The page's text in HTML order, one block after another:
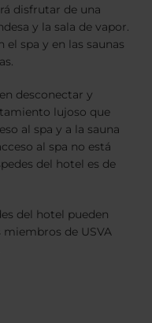
disfrutar de una
y la sala de vapor.
el spa y en las saunas
desconectar y
lujoso que
al spa y a la sauna
al spa no está
del hotel es de
del hotel pueden
miembros de USVA